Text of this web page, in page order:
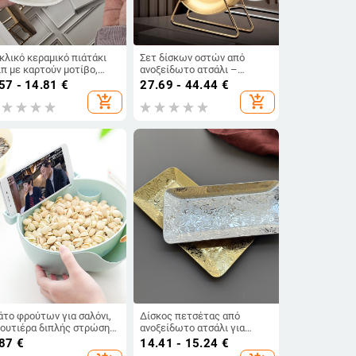
κεραμικό πιάτάκι
με καρτούν μοτίβο,
στυλ, ασφαλές
φούρνο μικροκυμάτων
- 14.81 €
add_shopping_cart
Σετ δίσκων οστών από
ανοξείδωτο ατσάλι –
στρογγυλό, μοντέρνος
ηλεκτροπλακίωση φινίρισμα
27.69 - 44.44 €
add_shopping_cart
φρούτων για σαλόνι,
διπλής στρώσης,
πολυλειτουργική
πλαστικό
€
Δίσκος πετσέτας από
ανοξείδωτο ατσάλι για
ξενοδοχεία και αίθουσες
τσαγιού, τετράγωνος με
14.41 - 15.24 €